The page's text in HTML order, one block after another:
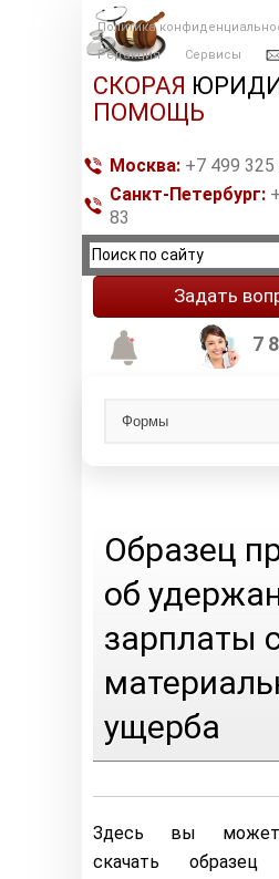
Политика
Редакция
Сервисы
СКОРАЯ
ПОМОЩЬ
Москва: +7 499 325
Санкт-Петербург:
83
Задать
7
Образец
об
зарплаты
ущерба
Здесь вы
скачать